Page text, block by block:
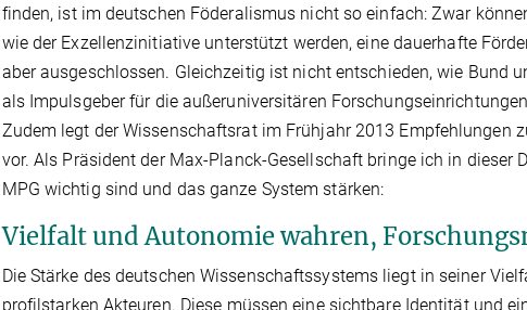
finden, ist im deutschen Föderalismus nicht so einfach: Zwar
wie der Exzellenzinitiative unterstützt werden, eine dauerhafte
aber ausgeschlossen. Gleichzeitig ist nicht entschieden, wie Bund
als Impulsgeber für die außeruniversitären
Zudem legt der Wissenschaftsrat im Frühjahr 2013 Empfehlungen
vor. Als Präsident der Max-Planck-Gesellschaft bringe ich in dieser
MPG wichtig sind und das ganze System stärken:
Vielfalt und Autonomie wahren,
Die Stärke des deutschen Wissenschaftssystems liegt in seiner
profilstarken Akteuren. Diese müssen eine sichtbare Identität und